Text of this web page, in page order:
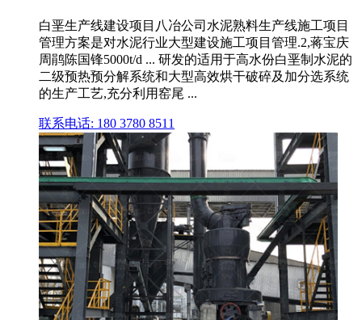
白垩生产线建设项目八冶公司水泥熟料生产线施工项目
管理方案是对水泥行业大型建设施工项目管理.2,蒋宝庆
周鹃陈国锋5000t/d ... 研发的适用于高水份白垩制水泥的
二级预热预分解系统和大型高效烘干破碎及加分选系统
的生产工艺,充分利用窑尾 ...
联系电话: 180 3780 8511